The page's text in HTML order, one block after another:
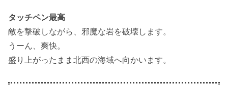
タッチペン最高
敵を撃破しながら、邪魔な岩を破壊します。
うーん、爽快。
盛り上がったまま北西の海域へ向かいます。